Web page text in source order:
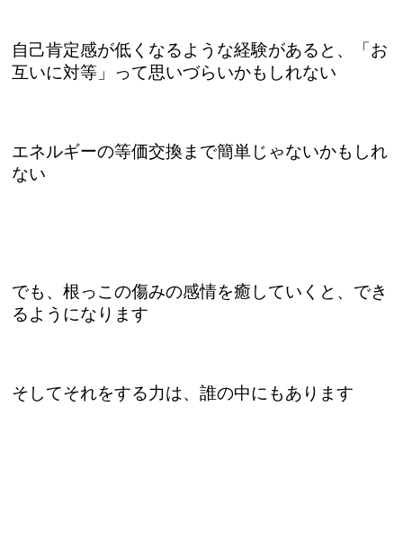
自己肯定感が低くなるような経験があると、「お
互いに対等」って思いづらいかもしれない
エネルギーの等価交換まで簡単じゃないかもしれ
ない
でも、根っこの傷みの感情を癒していくと、でき
るようになります
そしてそれをする力は、誰の中にもあります